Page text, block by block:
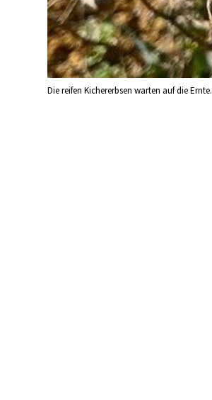
Die reifen Kichererbsen warten auf die Ernte.